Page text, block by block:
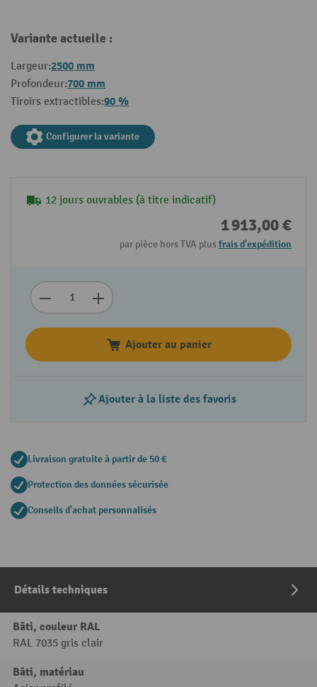
Variante actuelle :
Largeur:2500 mm
Profondeur:700 mm
Tiroirs extractibles:90 %
Configurer la variante
12 jours ouvrables (à titre indicatif)
1 913,00 €
par pièce hors TVA plusfrais d'expédition
Ajouter au panier
Ajouter à la liste des favoris
Livraison gratuite à partir de 50 €
Protection des données sécurisée
Conseils d'achat personnalisés
Détails techniques
Bâti, couleur RAL
RAL 7035 gris clair
Bâti, matériau